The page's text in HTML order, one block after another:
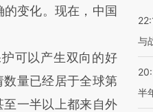
变化。现在，中国
可以产生双向的好
量已经居于全球第
一半以上都来自外
与
半